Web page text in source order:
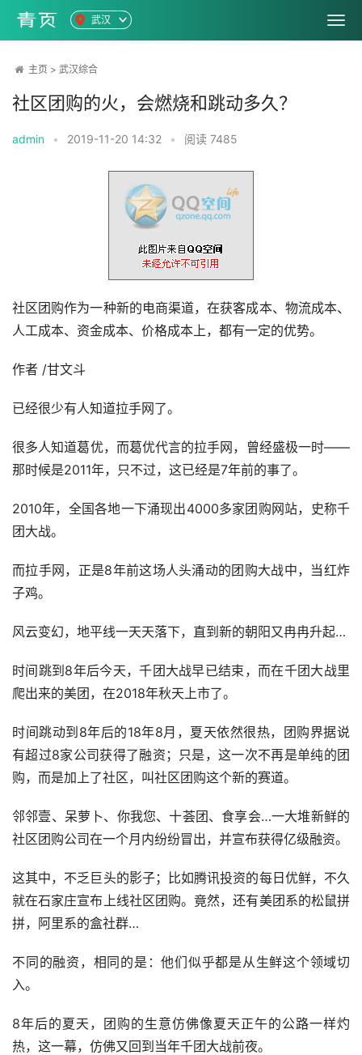
武汉
主页 > 武汉综合
社区团购的火，会燃烧和跳动多久？
admin • 2019-11-20 14:32 • 阅读 7485
社区团购作为一种新的电商渠道，在获客成本、物流成本、
人工成本、资金成本、价格成本上，都有一定的优势。
作者 /甘文斗
已经很少有人知道拉手网了。
很多人知道葛优，而葛优代言的拉手网，曾经盛极一时——
那时候是2011年，只不过，这已经是7年前的事了。
2010年，全国各地一下涌现出4000多家团购网站，史称千
团大战。
而拉手网，正是8年前这场人头涌动的团购大战中，当红炸
子鸡。
风云变幻，地平线一天天落下，直到新的朝阳又冉冉升起…
时间跳到8年后今天，千团大战早已结束，而在千团大战里
爬出来的美团，在2018年秋天上市了。
时间跳动到8年后的18年8月，夏天依然很热，团购界据说
有超过8家公司获得了融资；只是，这一次不再是单纯的团
购，而是加上了社区，叫社区团购这个新的赛道。
邻邻壹、呆萝卜、你我您、十荟团、食享会…一大堆新鲜的
社区团购公司在一个月内纷纷冒出，并宣布获得亿级融资。
这其中，不乏巨头的影子；比如腾讯投资的每日优鲜，不久
就在石家庄宣布上线社区团购。竟然，还有美团系的松鼠拼
拼，阿里系的盒社群…
不同的融资，相同的是：他们似乎都是从生鲜这个领域切
入。
8年后的夏天，团购的生意仿佛像夏天正午的公路一样灼
热，这一幕，仿佛又回到当年千团大战前夜。